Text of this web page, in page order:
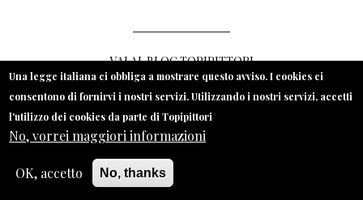
VAI AL BLOG TOPIPITTORI
Una frescura al centro del petto
Una legge italiana ci obbliga a mostrare questo avviso. I cookies ci
consentono di fornirvi i nostri servizi. Utilizzando i nostri servizi, accetti
l'utilizzo dei cookies da parte di Topipittori
No, vorrei maggiori informazioni
OK, accetto No, thanks